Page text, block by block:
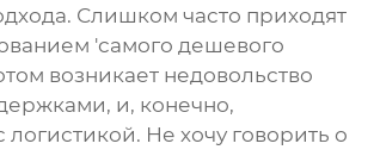
Слишком часто приходят
'самого дешевого
возникает недовольство
и, конечно,
Не хочу говорить о